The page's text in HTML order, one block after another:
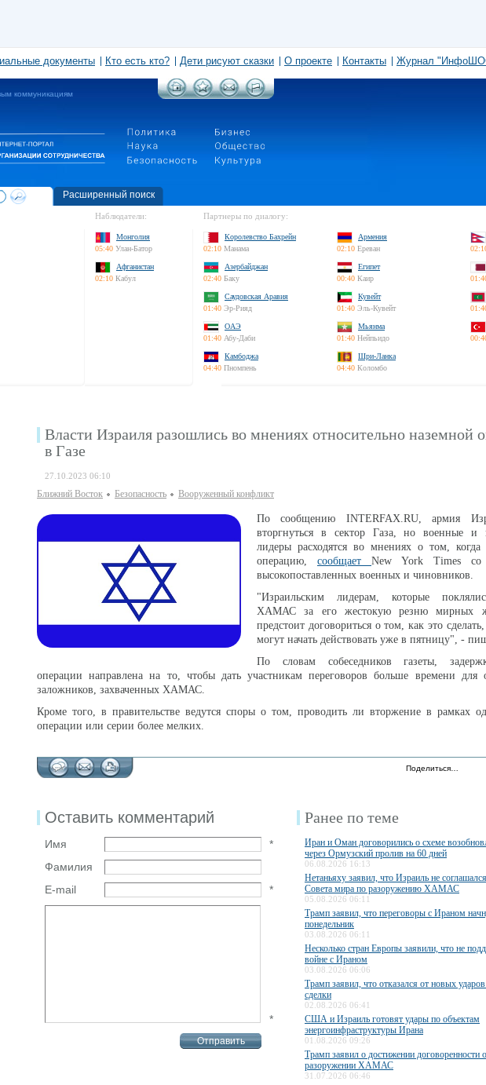
документы Кто есть кто? Дети рисуют сказки О проекте Контакты Журнал
коммуникациям
Расширенный поиск
Наблюдатели:
Монголия
05:40 Улан-Батор
Афганистан
02:10 Кабул
Партнеры по диалогу:
Королевство Бахрейн
02:10 Манама
Армения
02:10 Ереван
Азербайджан
02:40 Баку
Египет
00:40 Каир
Саудовская Аравия
01:40 Эр-Рияд
Кувейт
01:40 Эль-Кувейт
ОАЭ
01:40 Абу-Даби
Мьянма
01:40 Нейпьидо
Камбоджа
04:40 Пномпень
Шри-Ланка
04:40 Коломбо
Власти Израиля разошлись во мнениях относительно наземной
в Газе
27.10.2023 06:10
Ближний Восток Безопаcность Вооруженный конфликт
По сообщению INTERFAX.RU, армия
вторгнуться в сектор Газа, но военные и
лидеры расходятся во мнениях о том, когда
операцию, сообщает New York Times со
высокопоставленных военных и чиновников.
"Израильским лидерам, которые
ХАМАС за его жестокую резню мирных
предстоит договориться о том, как это
могут начать действовать уже в пятницу", -
По словам собеседников газеты,
операции направлена на то, чтобы дать участникам переговоров больше времени для
заложников, захваченных ХАМАС.
Кроме того, в правительстве ведутся споры о том, проводить ли вторжение в рамках
операции или серии более мелких.
Поделиться…
Оставить комментарий
Имя
*
Фамилия
E-mail
*
*
Ранее по теме
Иран и Оман договорились о схеме
через Ормузский пролив на 60 дней
06.08.2026 16:13
Нетаньяху заявил, что Израиль не
Совета мира по разоружению ХАМАС
05.08.2026 06:11
Трамп заявил, что переговоры с Ираном
понедельник
03.08.2026 06:11
Несколько стран Европы заявили, что не
войне с Ираном
03.08.2026 06:06
Трамп заявил, что отказался от новых
сделки
02.08.2026 06:41
США и Израиль готовят удары по объектам
энергоинфраструктуры Ирана
01.08.2026 09:26
Трамп заявил о достижении договоренности
разоружении ХАМАС
31.07.2026 06:46